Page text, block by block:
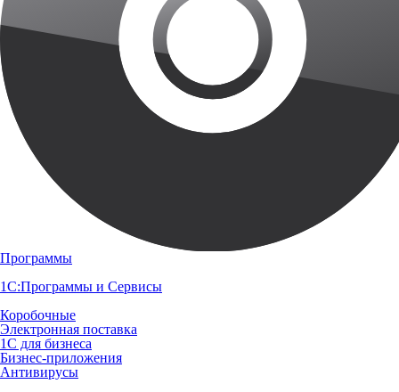
Программы
1С:Программы и Сервисы
Коробочные
Электронная поставка
1С для бизнеса
Бизнес-приложения
Антивирусы